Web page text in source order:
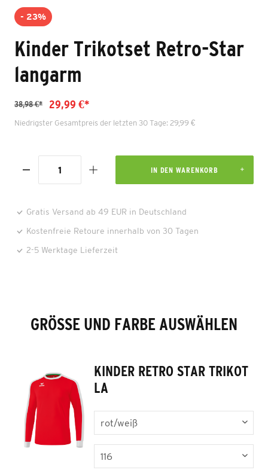
- 23%
Kinder Trikotset Retro-Star
langarm
38,98 €* 29,99 €*
Niedrigster Gesamtpreis der letzten 30 Tage: 29,99 €
IN DEN WARENKORB
Gratis Versand ab 49 EUR in Deutschland
Kostenfreie Retoure innerhalb von 30 Tagen
2-5 Werktage Lieferzeit
GRÖSSE UND FARBE AUSWÄHLEN
KINDER RETRO STAR TRIKOT
LA